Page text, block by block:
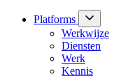
Platforms
Werkwijze
Diensten
Werk
Kennis